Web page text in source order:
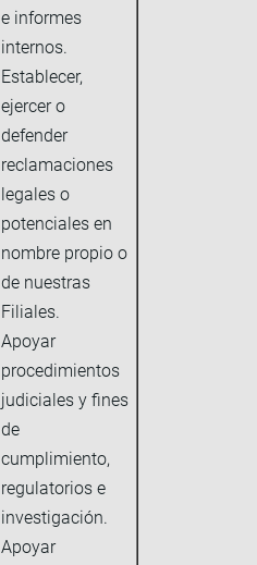
e informes
internos.
Establecer,
ejercer o
defender
reclamaciones
legales o
potenciales en
nombre propio o
de nuestras
Filiales.
Apoyar
procedimientos
judiciales y fines
de
cumplimiento,
regulatorios e
investigación.
Apoyar